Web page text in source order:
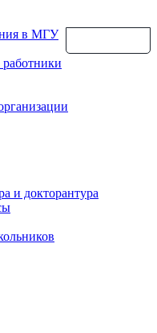
в МГУ
работники
и докторантура